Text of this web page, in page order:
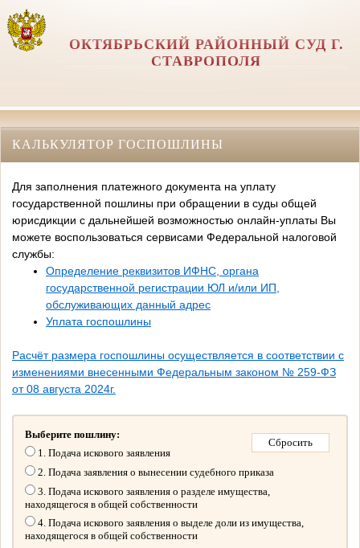
ОКТЯБРЬСКИЙ РАЙОННЫЙ СУД Г.
СТАВРОПОЛЯ
КАЛЬКУЛЯТОР ГОСПОШЛИНЫ
Для заполнения платежного документа на уплату
государственной пошлины при обращении в суды общей
юрисдикции с дальнейшей возможностью онлайн-уплаты Вы
можете воспользоваться сервисами Федеральной налоговой
службы:
Определение реквизитов ИФНС, органа
государственной регистрации ЮЛ и/или ИП,
обслуживающих данный адрес
Уплата госпошлины
Расчёт размера госпошлины осуществляется в соответствии с
изменениями внесенными Федеральным законом № 259-ФЗ
от 08 августа 2024г.
Выберите пошлину:
1. Подача искового заявления
2. Подача заявления о вынесении судебного приказа
3. Подача искового заявления о разделе имущества,
находящегося в общей собственности
4. Подача искового заявления о выделе доли из имущества,
находящегося в общей собственности